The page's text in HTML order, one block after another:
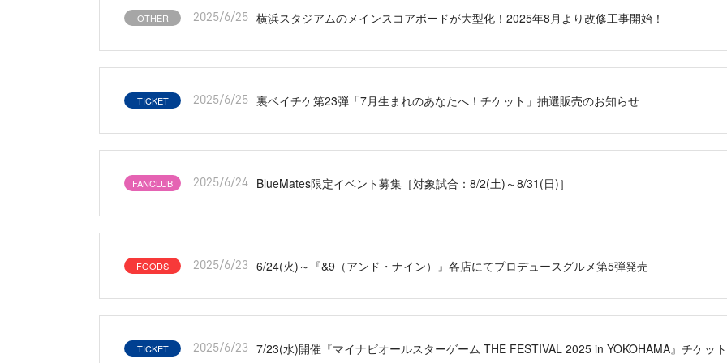
OTHER 2025/6/25 横浜スタジアムのメインスコアボードが大型化！2025年8月より改修工事開始！
TICKET 2025/6/25 裏ベイチケ第23弾「7月生まれのあなたへ！チケット」抽選販売のお知らせ
FANCLUB 2025/6/24 BlueMates限定イベント募集［対象試合：8/2(土)～8/31(日)］
FOODS 2025/6/23 6/24(火)～『&9（アンド・ナイン）』各店にてプロデュースグルメ第5弾発売
TICKET 2025/6/23 7/23(水)開催『マイナビオールスターゲーム THE FESTIVAL 2025 in YOKOHAMA』チケッ